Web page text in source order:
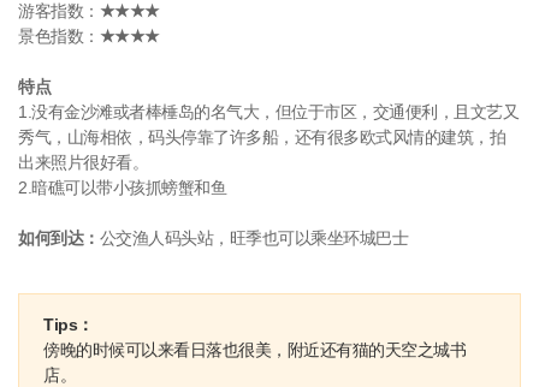
游客指数： ★★★★
景色指数： ★★★★
特点
1.没有金沙滩或者棒棰岛的名气大，但位于市区，交通便利，且文艺又
秀气，山海相依，码头停靠了许多船，还有很多欧式风情的建筑，拍
出来照片很好看。
2.暗礁可以带小孩抓螃蟹和鱼
如何到达： 公交渔人码头站，旺季也可以乘坐环城巴士
Tips：
傍晚的时候可以来看日落也很美，附近还有猫的天空之城书
店。